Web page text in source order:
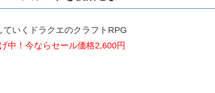
いくドラクエのクラフトRPG
中！今ならセール価格2,600円